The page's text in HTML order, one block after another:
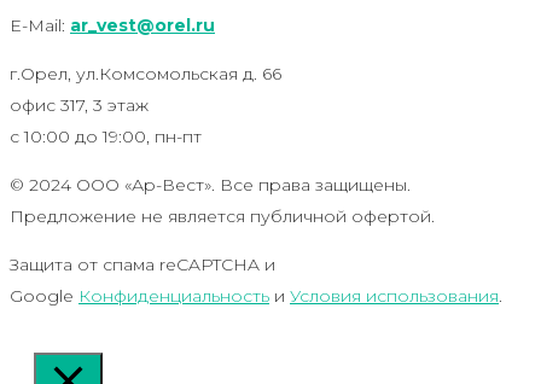
E-Mail: ar_vest@orel.ru
г.Орел, ул.Комсомольская д. 66
офис 317, 3 этаж
с 10:00 до 19:00, пн-пт
© 2024 ООО «Ар-Вест». Все права защищены.
Предложение не является публичной офертой.
Защита от спама reCAPTCHA и
Google Конфиденциальность и Условия использования.